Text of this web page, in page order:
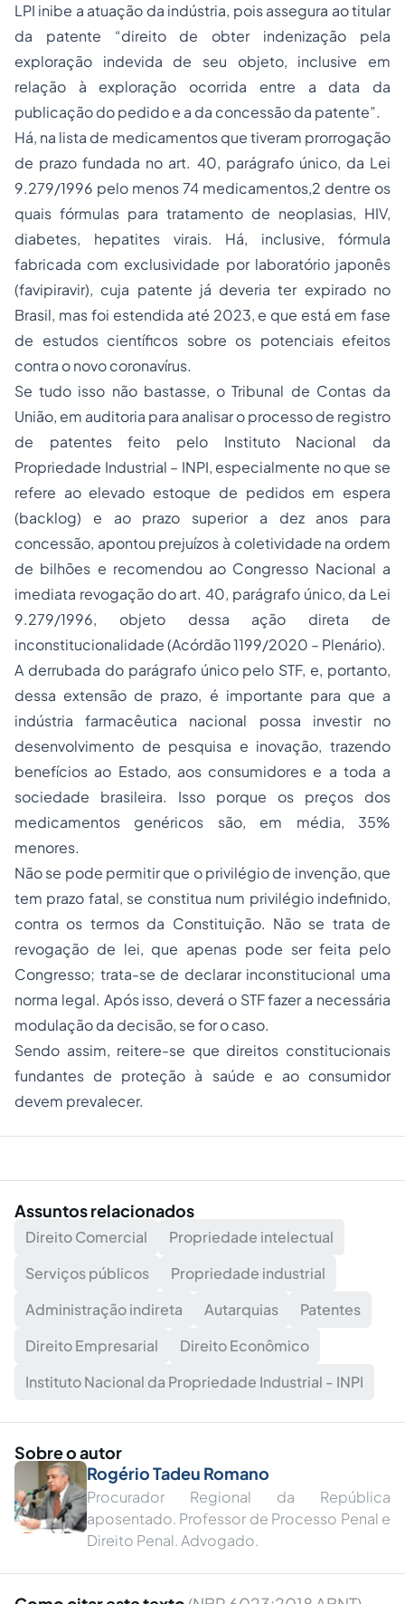
LPI inibe a atuação da indústria, pois assegura ao titular
da patente “direito de obter indenização pela
exploração indevida de seu objeto, inclusive em
relação à exploração ocorrida entre a data da
publicação do pedido e a da concessão da patente”.
Há, na lista de medicamentos que tiveram prorrogação
de prazo fundada no art. 40, parágrafo único, da Lei
9.279/1996 pelo menos 74 medicamentos,2 dentre os
quais fórmulas para tratamento de neoplasias, HIV,
diabetes, hepatites virais. Há, inclusive, fórmula
fabricada com exclusividade por laboratório japonês
(favipiravir), cuja patente já deveria ter expirado no
Brasil, mas foi estendida até 2023, e que está em fase
de estudos científicos sobre os potenciais efeitos
contra o novo coronavírus.
Se tudo isso não bastasse, o Tribunal de Contas da
União, em auditoria para analisar o processo de registro
de patentes feito pelo Instituto Nacional da
Propriedade Industrial – INPI, especialmente no que se
refere ao elevado estoque de pedidos em espera
(backlog) e ao prazo superior a dez anos para
concessão, apontou prejuízos à coletividade na ordem
de bilhões e recomendou ao Congresso Nacional a
imediata revogação do art. 40, parágrafo único, da Lei
9.279/1996, objeto dessa ação direta de
inconstitucionalidade (Acórdão 1199/2020 – Plenário).
A derrubada do parágrafo único pelo STF, e, portanto,
dessa extensão de prazo, é importante para que a
indústria farmacêutica nacional possa investir no
desenvolvimento de pesquisa e inovação, trazendo
benefícios ao Estado, aos consumidores e a toda a
sociedade brasileira. Isso porque os preços dos
medicamentos genéricos são, em média, 35%
menores.
Não se pode permitir que o privilégio de invenção, que
tem prazo fatal, se constitua num privilégio indefinido,
contra os termos da Constituição. Não se trata de
revogação de lei, que apenas pode ser feita pelo
Congresso; trata-se de declarar inconstitucional uma
norma legal. Após isso, deverá o STF fazer a necessária
modulação da decisão, se for o caso.
Sendo assim, reitere-se que direitos constitucionais
fundantes de proteção à saúde e ao consumidor
devem prevalecer.
Assuntos relacionados
Direito Comercial
Propriedade intelectual
Serviços públicos
Propriedade industrial
Administração indireta
Autarquias
Patentes
Direito Empresarial
Direito Econômico
Instituto Nacional da Propriedade Industrial - INPI
Sobre o autor
Rogério Tadeu Romano
Procurador Regional da República
aposentado. Professor de Processo Penal e
Direito Penal. Advogado.